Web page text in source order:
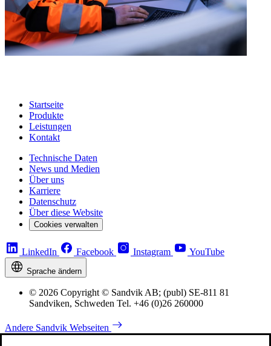
Startseite
Produkte
Leistungen
Kontakt
Technische Daten
News und Medien
Über uns
Karriere
Datenschutz
Über diese Website
Cookies verwalten
LinkedIn Facebook Instagram YouTube
Sprache ändern
© 2026 Copyright © Sandvik AB; (publ) SE-811 81
Sandviken, Schweden Tel. +46 (0)26 260000
Andere Sandvik Webseiten